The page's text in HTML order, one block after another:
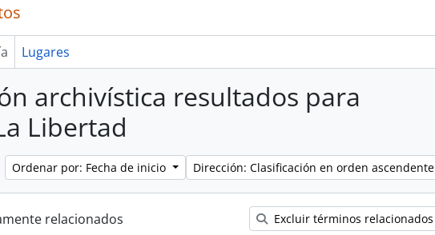
Lugares
archivística resultados para
Libertad
Ordenar por: Fecha de inicio Dirección: Clasificación en orden ascendente
relacionados Excluir términos relacionados